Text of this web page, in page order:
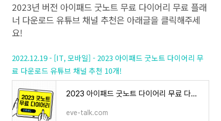
2023년 버전 아이패드 굿노트 무료 다이어리 무료 플래
너 다운로드 유튜브 채널 추천은 아래글을 클릭해주세
요!
2022.12.19 - [IT, 모바일] - 2023 아이패드 굿노트 다이어리 무
료 다운로드 유튜브 채널 추천 10개!
2023 아이패드 굿노트 다이어리 무료 다운로드 유튜브 채널 추천 10개!
eve-talk.com